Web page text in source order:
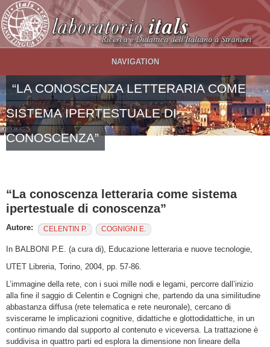
Salta al contenuto principale
NAVIGATION
“LA CONOSCENZA LETTERARIA COME
SISTEMA IPERTESTUALE DI
CONOSCENZA”
“La conoscenza letteraria come sistema
ipertestuale di conoscenza”
Autore: CELENTIN P. COGNIGNI E.
In BALBONI P.E. (a cura di), Educazione letteraria e nuove tecnologie,
UTET Libreria, Torino, 2004, pp. 57-86.
L’immagine della rete, con i suoi mille nodi e legami, percorre dall’inizio
alla fine il saggio di Celentin e Cognigni che, partendo da una similitudine
abbastanza diffusa (rete telematica e rete neuronale), cercano di
sviscerarne le implicazioni cognitive, didattiche e glottodidattiche, in un
continuo rimando dal supporto al contenuto e viceversa. La trattazione è
suddivisa in quattro parti ed esplora la dimensione non lineare della